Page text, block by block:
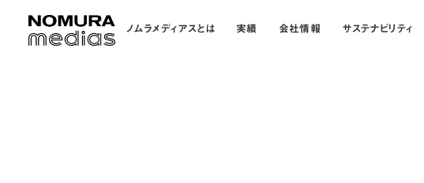
ノムラメディアスとは 実績 会社情報 サステナビリティ